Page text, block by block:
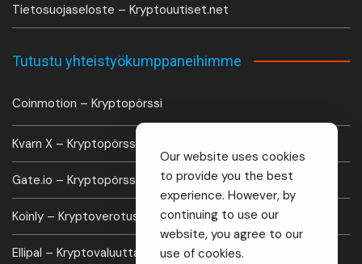
Tietosuojaseloste – Kryptouutiset.net
Tutustu yhteistyökumppaneihimme
Coinmotion – Kryptopörssi
Kvarn X – Kryptopörssi
Gate.io – Kryptopörssi
Koinly – Kryptoverotus laskuri
Ellipal – Kryptovaluutta lompakko
Our website uses cookies
to provide you the best
experience. However, by
continuing to use our
website, you agree to our
use of cookies.